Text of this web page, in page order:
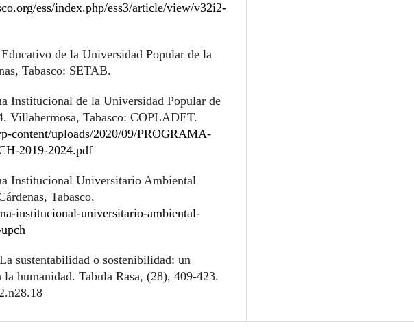
ess/index.php/ess3/article/view/v32i2-
de la Universidad Popular de la
Tabasco: SETAB.
Institucional de la Universidad Popular de
Villahermosa, Tabasco: COPLADET.
content/uploads/2020/09/PROGRAMA-
2019-2024.pdf
Institucional Universitario Ambiental
Tabasco.
institucional-universitario-ambiental-
sustentabilidad o sostenibilidad: un
la humanidad. Tabula Rasa, (28), 409-423.